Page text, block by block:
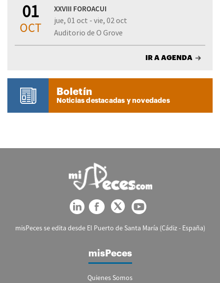
01
OCT
XXVIII FOROACUI
jue, 01 oct - vie, 02 oct
Auditorio de O Grove
IR A AGENDA
Boletín
Noticias destacadas y novedades
misPeces se edita desde El Puerto de Santa María (Cádiz - España)
misPeces
Quienes Somos